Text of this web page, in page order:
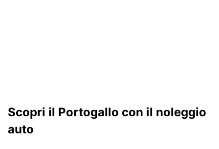
Scopri il Portogallo con il noleggio
auto